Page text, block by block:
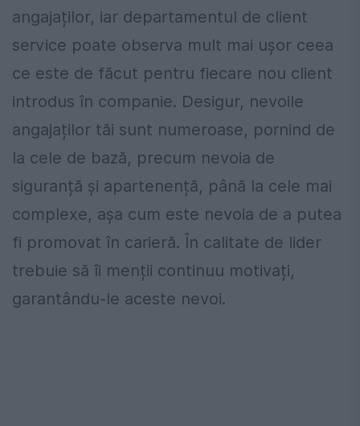
angajaților, iar departamentul de client
service poate observa mult mai ușor ceea
ce este de făcut pentru fiecare nou client
introdus în companie. Desigur, nevoile
angajaților tăi sunt numeroase, pornind de
la cele de bază, precum nevoia de
siguranță și apartenență, până la cele mai
complexe, așa cum este nevoia de a putea
fi promovat în carieră. În calitate de lider
trebuie să îi menții continuu motivați,
garantându-le aceste nevoi.